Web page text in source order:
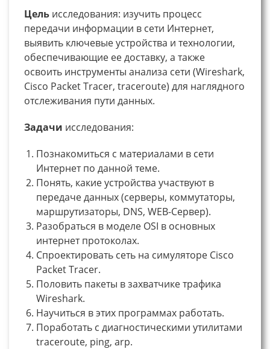
Цель исследования: изучить процесс
передачи информации в сети Интернет,
выявить ключевые устройства и технологии,
обеспечивающие ее доставку, а также
освоить инструменты анализа сети (Wireshark,
Cisco Packet Tracer, traceroute) для наглядного
отслеживания пути данных.
Задачи исследования:
Познакомиться с материалами в сети
Интернет по данной теме.
Понять, какие устройства участвуют в
передаче данных (серверы, коммутаторы,
маршрутизаторы, DNS, WEB-Сервер).
Разобраться в моделе OSI в основных
интернет протоколах.
Спроектировать сеть на симуляторе Cisco
Packet Tracer.
Половить пакеты в захватчике трафика
Wireshark.
Научиться в этих программах работать.
Поработать с диагностическими утилитами
traceroute, ping, arp.